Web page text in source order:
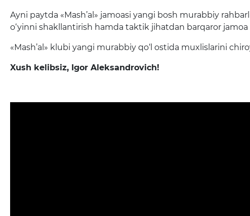
Ayni paytda «Mash’al» jamoasi yangi bosh murabbiy
o‘yinni shakllantirish hamda taktik jihatdan barqaror
«Mash’al» klubi yangi murabbiy qo‘l ostida muxlislarini
Xush kelibsiz, Igor Aleksandrovich!